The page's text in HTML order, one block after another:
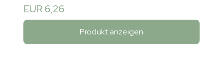
EUR 6,26
Produkt anzeigen